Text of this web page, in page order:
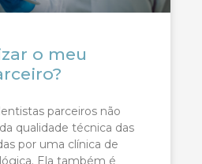
o meu
parceiros não
qualidade técnica das
por uma clínica de
Ela também é